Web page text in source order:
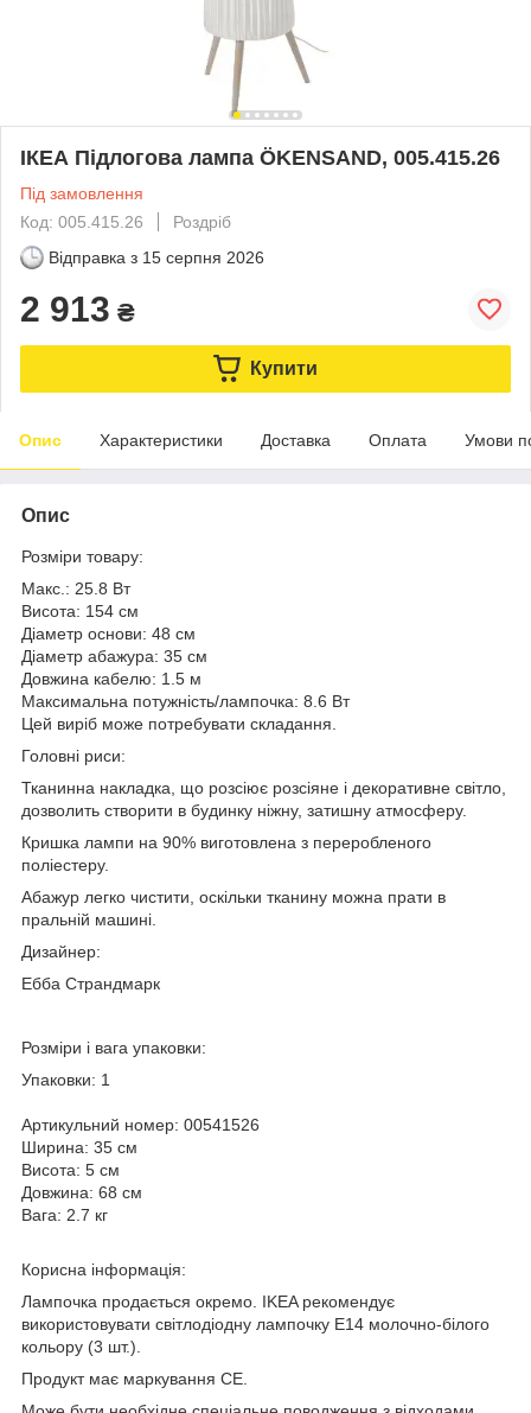
ІКЕА Підлогова лампа ÖKENSAND, 005.415.26
Під замовлення
Код: 005.415.26
Роздріб
Відправка з 15 серпня 2026
2 913 ₴
Купити
Опис Характеристики Доставка Оплата Умови
Опис
Розміри товару:
Макс.: 25.8 Вт
Висота: 154 см
Діаметр основи: 48 см
Діаметр абажура: 35 см
Довжина кабелю: 1.5 м
Максимальна потужність/лампочка: 8.6 Вт
Цей виріб може потребувати складання.
Головні риси:
Тканинна накладка, що розсіює розсіяне і декоративне світло,
дозволить створити в будинку ніжну, затишну атмосферу.
Кришка лампи на 90% виготовлена з переробленого
поліестеру.
Абажур легко чистити, оскільки тканину можна прати в
пральній машині.
Дизайнер:
Ебба Страндмарк
Розміри і вага упаковки:
Упаковки: 1
Артикульний номер: 00541526
Ширина: 35 см
Висота: 5 см
Довжина: 68 см
Вага: 2.7 кг
Корисна інформація:
Лампочка продається окремо. IKEA рекомендує
використовувати світлодіодну лампочку E14 молочно-білого
кольору (3 шт.).
Продукт має маркування CE.